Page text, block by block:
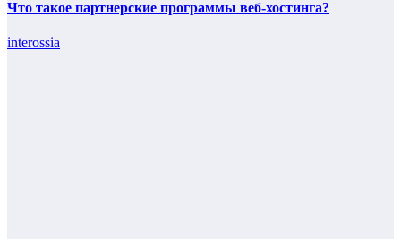
Что такое партнерские программы веб-хостинга?
interossia